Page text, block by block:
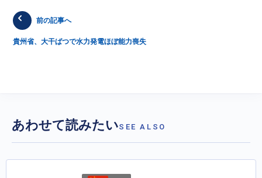
前の記事へ
貴州省、大干ばつで水力発電ほぼ能力喪失
あわせて読みたいSEE ALSO